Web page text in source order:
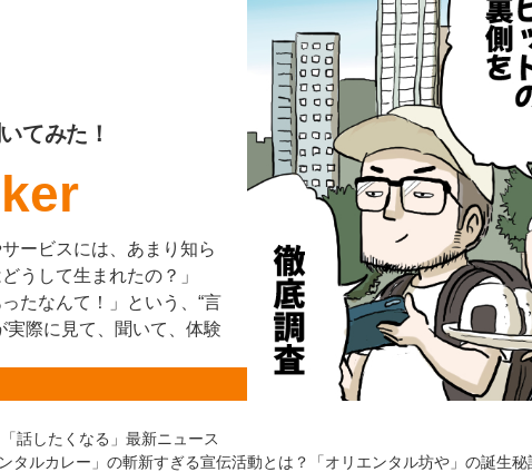
てみた！
ービスには、あまり知ら
うして生まれたの？」
たなんて！」という、“言
実際に見て、聞いて、体験
「話したくなる」最新ニュース
タルカレー」の斬新すぎる宣伝活動とは？「オリエンタル坊や」の誕生秘